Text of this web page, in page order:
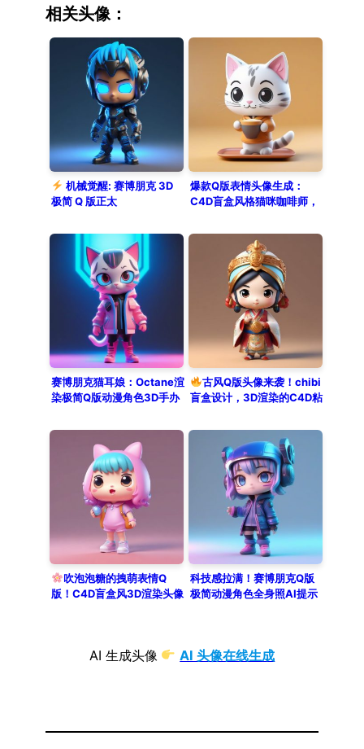
aesthetic character features
translucent materials and
mechanical details, rendered in C4D
with Octane. Ray tracing and soft
studio lighting create a vibrant
contrast against a clean solid dark
charcoal background, achieving a
high-detail 8k professional finish.
相关头像：
机械觉醒: 赛博朋克 3D
极简 Q 版正太
爆款Q版表情头像生成：
C4D盲盒风格猫咪咖啡师，
赛博朋克猫耳娘：Octane渲
染极简Q版动漫角色3D手办
古风Q版头像来袭！chibi
盲盒设计，3D渲染的C4D粘
吹泡泡糖的拽萌表情Q
版！C4D盲盒风3D渲染头像
科技感拉满！赛博朋克Q版
极简动漫角色全身照AI提示
AI 生成头像 AI 头像在线生成